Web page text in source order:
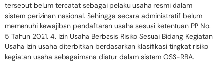
tersebut belum tercatat sebagai pelaku usaha resmi dalam
sistem perizinan nasional. Sehingga secara administratif belum
memenuhi kewajiban pendaftaran usaha sesuai ketentuan PP No.
5 Tahun 2021. 4. Izin Usaha Berbasis Risiko Sesuai Bidang Kegiatan
Usaha Izin usaha diterbitkan berdasarkan klasifikasi tingkat risiko
kegiatan usaha sebagaimana diatur dalam sistem OSS-RBA.